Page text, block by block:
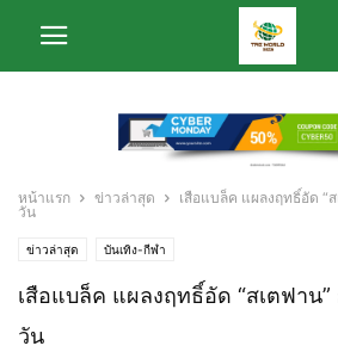
หน้าแรก ข่าวล่าสุด
เสือแบล็ค แผลงฤทธิ์อัด “
วัน
ข่าวล่าสุด บันเทิง-กีฬา
เสือแบล็ค แผลงฤทธิ์อัด “สเตฟาน
วัน